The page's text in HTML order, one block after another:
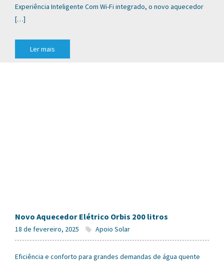
Experiência Inteligente Com Wi-Fi integrado, o novo aquecedor
[…]
Ler mais
Novo Aquecedor Elétrico Orbis 200 litros
18 de fevereiro, 2025 Apoio Solar
Eficiência e conforto para grandes demandas de água quente